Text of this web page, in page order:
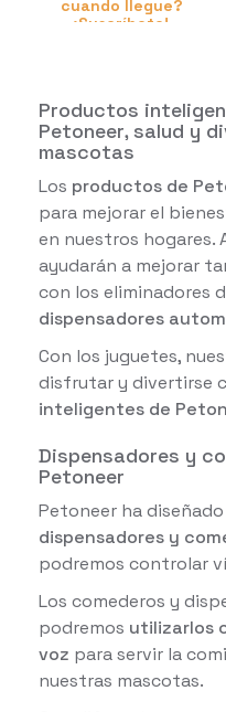
cuando llegue?
¡Suscríbete!
Productos
Petoneer, salud y
mascotas
Los productos de
para mejorar el
en nuestros hogares.
ayudarán a mejorar
con los eliminadores
dispensadores
Con los juguetes,
disfrutar y divertirse
inteligentes de
Dispensadores y
Petoneer
Petoneer ha
dispensadores y
podremos controlar
Los comederos y
podremos utilizarlos
voz para servir la
nuestras mascotas.